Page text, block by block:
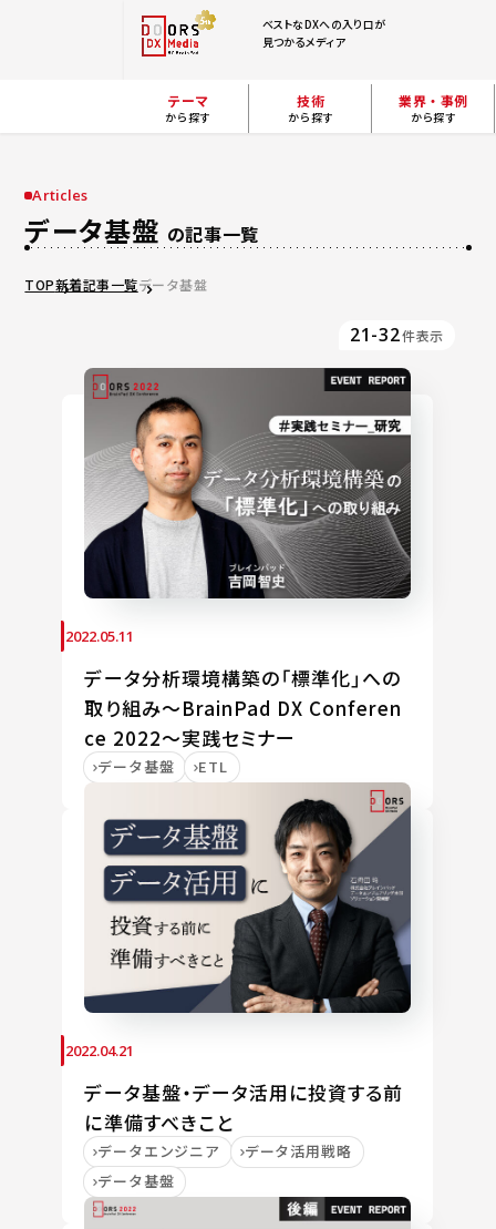
ベストなDXへの入り口が
見つかるメディア
テーマ
から探す
技術
から探す
業界・事例
から探す
Articles
データ基盤 の記事一覧
TOP新着記事一覧データ基盤
21-32件表示
2022.05.11
データ分析環境構築の「標準化」への
取り組み～BrainPad DX Conferen
ce 2022～実践セミナー
データ基盤 ETL
2022.04.21
データ基盤・データ活用に投資する前
に準備すべきこと
データエンジニア
データ活用戦略
データ基盤